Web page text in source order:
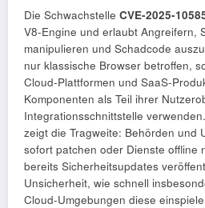
Die Schwachstelle CVE-2025-
V8-Engine und erlaubt Angreifern,
manipulieren und Schadcode
nur klassische Browser betroffen,
Cloud-Plattformen und SaaS-
Komponenten als Teil ihrer
Integrationsschnittstelle
zeigt die Tragweite: Behörden und
sofort patchen oder Dienste offline
bereits Sicherheitsupdates
Unsicherheit, wie schnell
Cloud-Umgebungen diese